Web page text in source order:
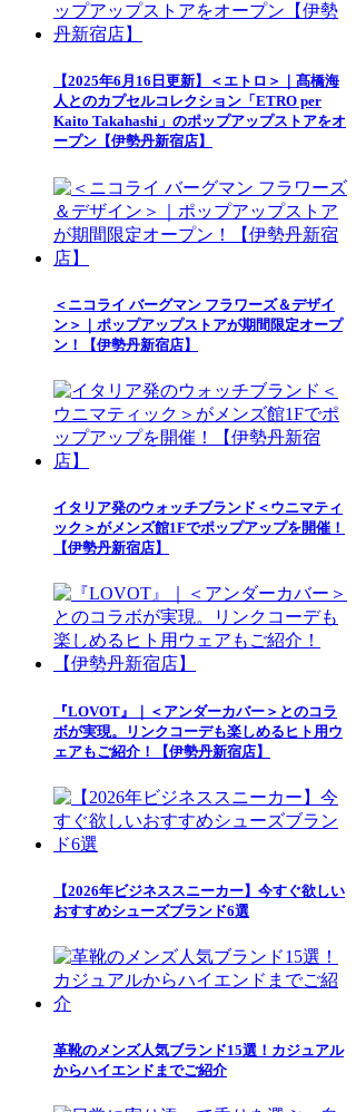
【2025年6月16日更新】＜エトロ＞｜髙橋海
人とのカプセルコレクション「ETRO per
Kaito Takahashi」のポップアップストアをオ
ープン【伊勢丹新宿店】
＜ニコライ バーグマン フラワーズ＆デザイ
ン＞｜ポップアップストアが期間限定オープ
ン！【伊勢丹新宿店】
イタリア発のウォッチブランド＜ウニマティ
ック＞がメンズ館1Fでポップアップを開催！
【伊勢丹新宿店】
『LOVOT』｜＜アンダーカバー＞とのコラ
ボが実現。リンクコーデも楽しめるヒト用ウ
ェアもご紹介！【伊勢丹新宿店】
【2026年ビジネススニーカー】今すぐ欲しい
おすすめシューズブランド6選
革靴のメンズ人気ブランド15選！カジュアル
からハイエンドまでご紹介